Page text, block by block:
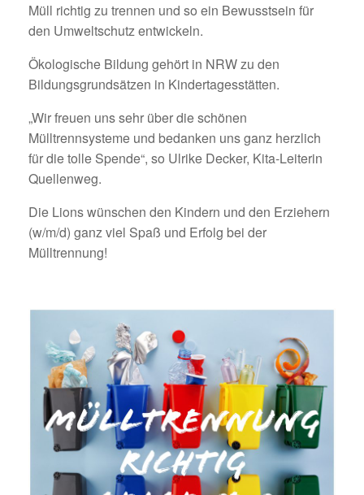
Müll richtig zu trennen und so ein Bewusstsein für
den Umweltschutz entwickeln.
Ökologische Bildung gehört in NRW zu den
Bildungsgrundsätzen in Kindertagesstätten.
„Wir freuen uns sehr über die schönen
Mülltrennsysteme und bedanken uns ganz herzlich
für die tolle Spende“, so Ulrike Decker, Kita-Leiterin
Quellenweg.
Die Lions wünschen den Kindern und den Erziehern
(w/m/d) ganz viel Spaß und Erfolg bei der
Mülltrennung!